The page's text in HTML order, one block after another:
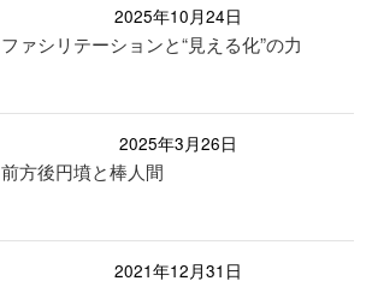
2025年10月24日
ファシリテーションと“見える化”の力
2025年3月26日
前方後円墳と棒人間
2021年12月31日